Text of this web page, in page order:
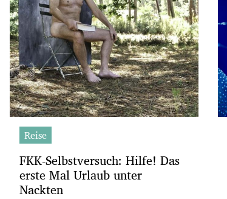
Reise
FKK-Selbstversuch: Hilfe! Das
erste Mal Urlaub unter
Nackten